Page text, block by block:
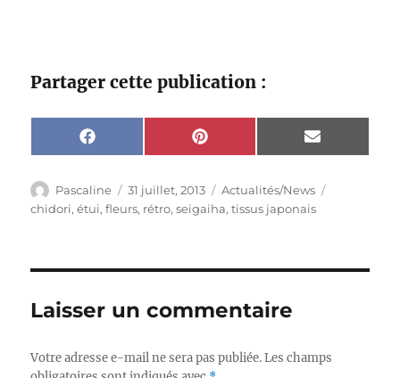
Partager cette publication :
Share
on
F
a
e
b
o
Share
on
P
i
t
e
r
Share
on
E
m
i
l
Auteur
Pascaline
Publié
le
31 juillet, 2013 Catégories
Actualités/News
chidori,étui,fleurs, rétro,seigaiha,tissus japonais
Laisser un commentaire
Votre adresse e-mail ne sera pas publiée. Les champs